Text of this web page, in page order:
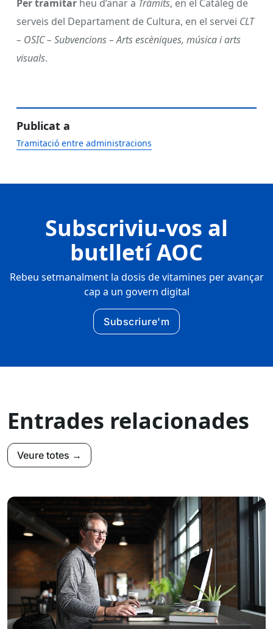
Per tramitar heu d’anar a Tràmits, en el Catàleg de
serveis del Departament de Cultura, en el servei CLT
– OSIC – Subvencions – Arts escèniques, música i arts
visuals.
Publicat a
Tramitació entre administracions
Subscriviu-vos al
butlletí AOC
Rebeu setmanalment la dosis de vitamines per avançar
cap a un govern digital
Subscriure'm
Entrades relacionades
Veure totes →